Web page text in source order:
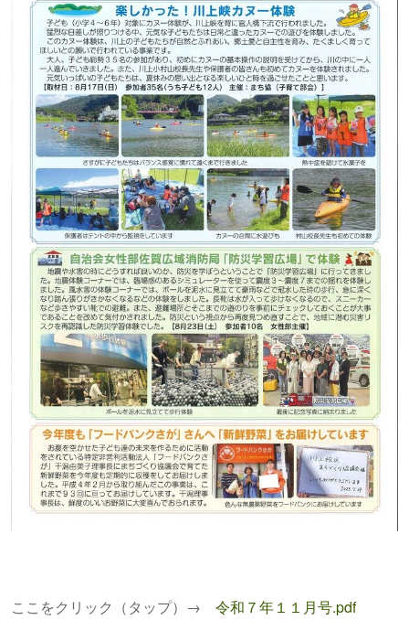
ここをクリック（タップ）→ 令和７年１１月号.pdf